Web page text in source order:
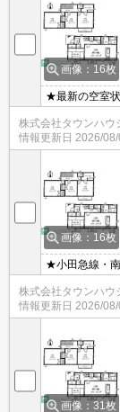
画像：16枚
★最新の空室
株式会社タウンハウ
情報更新日 2026/
画像：16枚
★小田急線・南
さい★
株式会社タウンハウ
情報更新日 2026/
画像：31枚